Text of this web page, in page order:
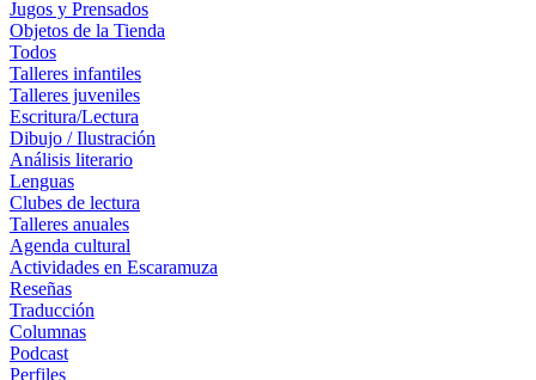
Jugos y Prensados
Objetos de la Tienda
Todos
Talleres infantiles
Talleres juveniles
Escritura/Lectura
Dibujo / Ilustración
Análisis literario
Lenguas
Clubes de lectura
Talleres anuales
Agenda cultural
Actividades en Escaramuza
Reseñas
Traducción
Columnas
Podcast
Perfiles